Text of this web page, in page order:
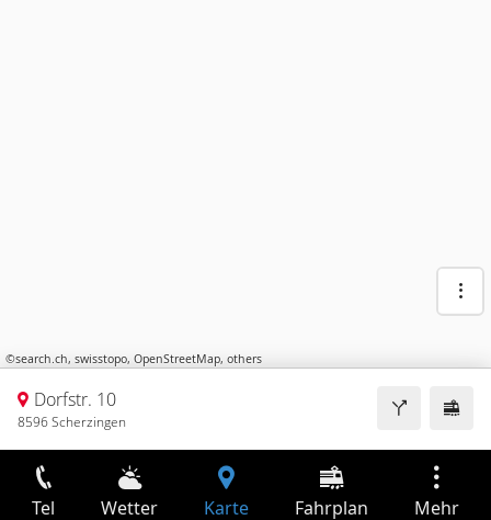
©search.ch, swisstopo, OpenStreetMap, others
Dorfstr. 10
8596 Scherzingen
Tel Wetter Karte Fahrplan Mehr